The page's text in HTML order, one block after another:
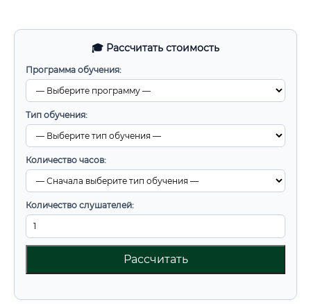
🎓 Рассчитать стоимость
Программа обучения:
Тип обучения:
Количество часов:
Количество слушателей:
Рассчитать